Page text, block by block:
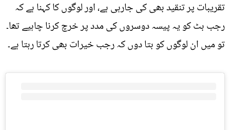
تقریبات پر تنقید بھی کی جارہی ہے، اور لوگوں کا کہنا ہے کہ
رجب بٹ کو یہ پیسہ دوسروں کی مدد پر خرچ کرنا چاہیے تھا۔
تو میں ان لوگوں کو بتا دوں کہ رجب خیرات بھی کرتا رہتا ہے۔